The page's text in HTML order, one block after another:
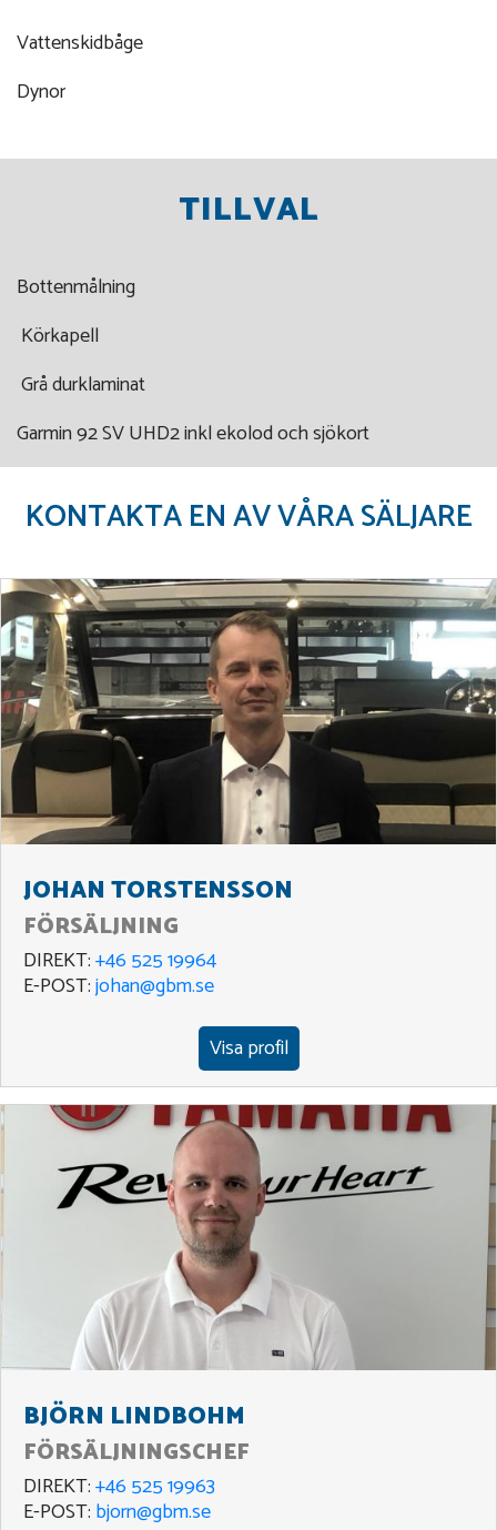
Vattenskidbåge
Dynor
TILLVAL
Bottenmålning
Körkapell
Grå durklaminat
Garmin 92 SV UHD2 inkl ekolod och sjökort
KONTAKTA EN AV VÅRA SÄLJARE
JOHAN TORSTENSSON
FÖRSÄLJNING
DIREKT:+46 525 19964
E-POST:johan@gbm.se
Visa profil
BJÖRN LINDBOHM
FÖRSÄLJNINGSCHEF
DIREKT:+46 525 19963
E-POST: bjorn@gbm.se